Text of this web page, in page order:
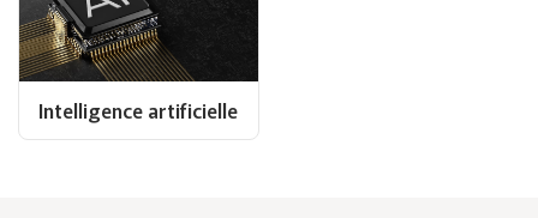
Intelligence artificielle